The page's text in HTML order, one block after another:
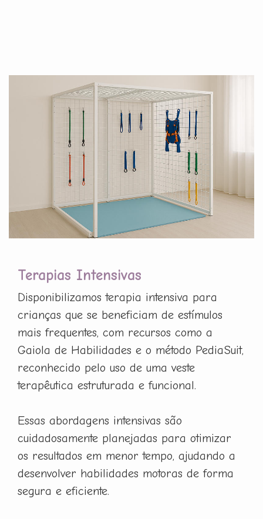
Terapias Intensivas
Disponibilizamos terapia intensiva para
crianças que se beneficiam de estímulos
mais frequentes, com recursos como a
Gaiola de Habilidades e o método PediaSuit,
reconhecido pelo uso de uma veste
terapêutica estruturada e funcional.
Essas abordagens intensivas são
cuidadosamente planejadas para otimizar
os resultados em menor tempo, ajudando a
desenvolver habilidades motoras de forma
segura e eficiente.